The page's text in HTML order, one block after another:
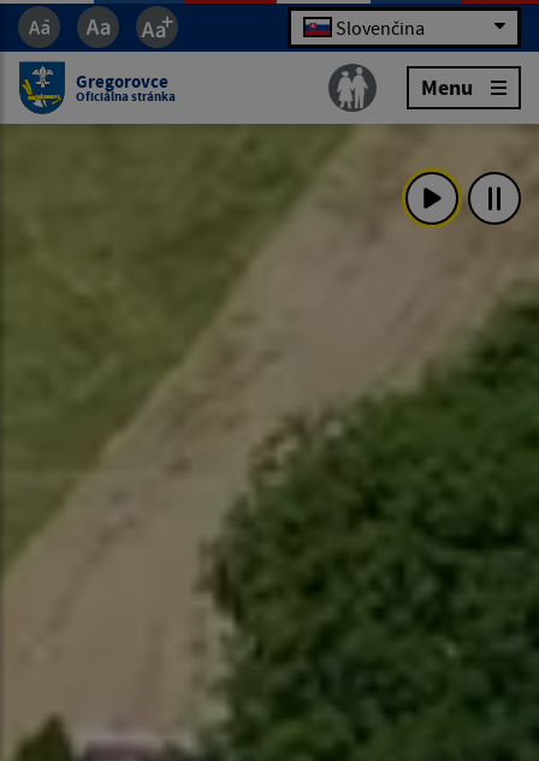
Slovenčina
Gregorovce
Oficiálna stránka Menu